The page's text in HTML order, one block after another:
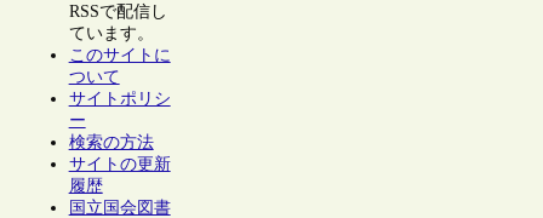
RSSで配信し
ています。
このサイトに
ついて
サイトポリシ
ー
検索の方法
サイトの更新
履歴
国立国会図書